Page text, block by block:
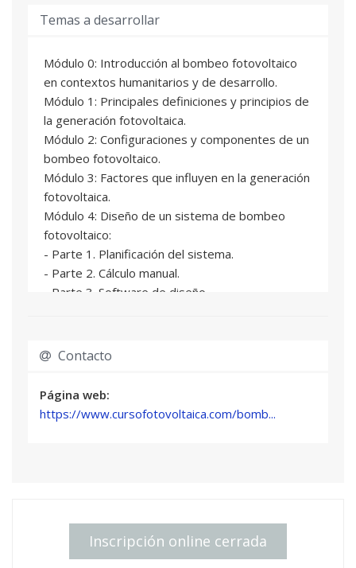
Temas a desarrollar
Módulo 0: Introducción al bombeo fotovoltaico
en contextos humanitarios y de desarrollo.
Módulo 1: Principales definiciones y principios de
la generación fotovoltaica.
Módulo 2: Configuraciones y componentes de un
bombeo fotovoltaico.
Módulo 3: Factores que influyen en la generación
fotovoltaica.
Módulo 4: Diseño de un sistema de bombeo
fotovoltaico:
- Parte 1. Planificación del sistema.
- Parte 2. Cálculo manual.
- Parte 3. Software de diseño.
- Parte 2. Proceso de instalación.
bombeo fotovoltaico.
Módulo 7: Calidad de los productos. Concursos y
licitaciones.
Módulo 10: Gestión y monitorización a largo
plazo de los bombeos fotovoltaicos.
Contacto
Página web:
https://www.cursofotovoltaica.com/bomb...
Inscripción online cerrada